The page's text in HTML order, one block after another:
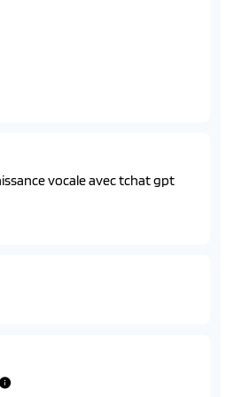
d'acceuil
vocale avec tchat gpt